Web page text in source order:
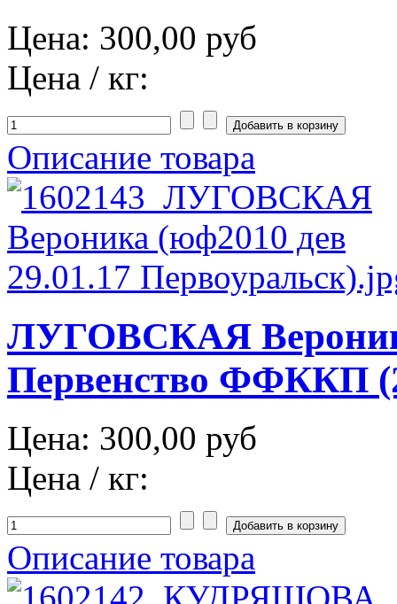
Цена: 300,00 руб
Цена / кг:
Описание товара
ЛУГОВСКАЯ
Первенство ФФККП
Цена: 300,00 руб
Цена / кг:
Описание товара